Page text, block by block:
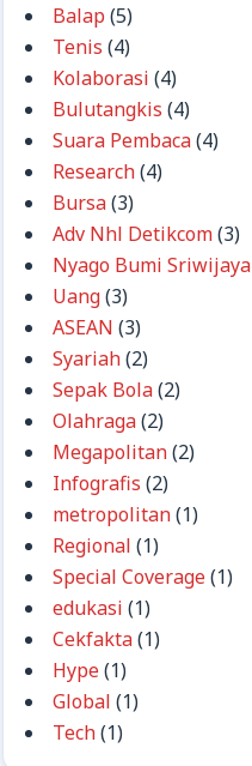
Balap (5)
Tenis (4)
Kolaborasi (4)
Bulutangkis (4)
Suara Pembaca(4)
Research(4)
Bursa(3)
Adv Nhl Detikcom(3)
Nyago Bumi Sriwijaya
Uang(3)
ASEAN (3)
Syariah(2)
Sepak Bola(2)
Olahraga(2)
Megapolitan(2)
Infografis (2)
metropolitan(1)
Regional (1)
Special Coverage(1)
edukasi (1)
Cekfakta(1)
Hype(1)
Global (1)
Tech(1)